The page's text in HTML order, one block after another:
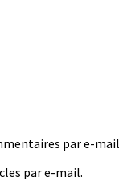
par e-
par e-mail.